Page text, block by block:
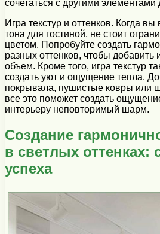
сочетаться с другими элементами
Игра текстур и оттенков. Когда
тона для гостиной, не стоит
цветом. Попробуйте создать
разных оттенков, чтобы добавить
объем. Кроме того, игра текстур
создать уют и ощущение тепла.
покрывала, пушистые ковры или
все это поможет создать
интерьеру неповторимый шарм.
Создание
в светлых оттенках:
успеха